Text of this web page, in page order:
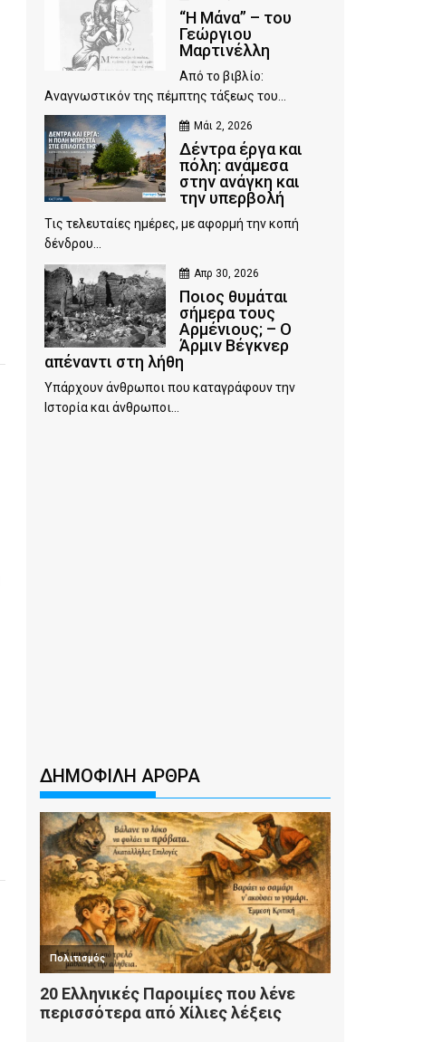
“Η Μάνα” – του
Γεώργιου
Μαρτινέλλη
Από το βιβλίο:
Αναγνωστικόν της πέμπτης τάξεως του...
Μάι 2, 2026
Δέντρα έργα και
πόλη: ανάμεσα
στην ανάγκη και
την υπερβολή
Τις τελευταίες ημέρες, με αφορμή την κοπή
δένδρου...
Απρ 30, 2026
Ποιος θυμάται
σήμερα τους
Αρμένιους; – Ο
Άρμιν Βέγκνερ
απέναντι στη λήθη
Υπάρχουν άνθρωποι που καταγράφουν την
Ιστορία και άνθρωποι...
ΔΗΜΟΦΙΛΗ ΑΡΘΡΑ